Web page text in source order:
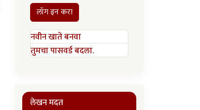
लॉग इन करा
नवीन खाते बनवा
तुमचा पासवर्ड बदला.
लेखन मदत